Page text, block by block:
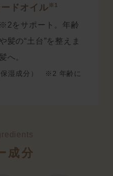
ドオイル ※1
をサポート。年齢
髪の“土台”を整えま
髪へ。
保湿成分） ※2 年齢に
成分